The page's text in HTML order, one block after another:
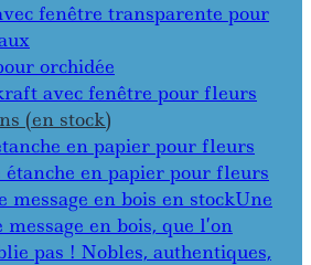
fenêtre transparente pour
orchidée
avec fenêtre pour fleurs
(en stock)
en papier pour fleurs
étanche en papier pour fleurs
message en bois en stockUne
message en bois, que l’on
pas ! Nobles, authentiques,